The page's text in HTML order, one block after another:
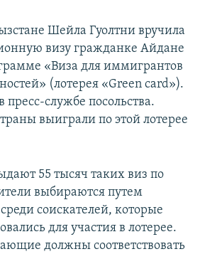
Шейла Гуолтни вручила
визу гражданке Айдане
«Виза для иммигрантов
(лотерея «Green card»).
службе посольства.
выиграли по этой лотерее
55 тысяч таких виз по
выбираются путем
соискателей, которые
для участия в лотерее.
должны соответствовать